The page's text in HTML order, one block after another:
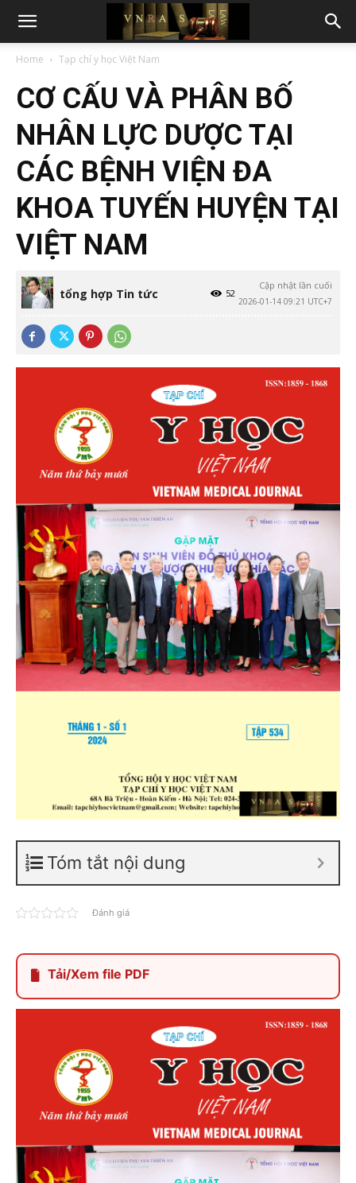
Home Tạp chí y học Việt Nam
CƠ CẤU VÀ PHÂN BỐ
NHÂN LỰC DƯỢC TẠI
CÁC BỆNH VIỆN ĐA
KHOA TUYẾN HUYỆN TẠI
VIỆT NAM
tổng hợp Tin tức
Cập nhật lần cuối
2026-01-14 09:21 UTC+7
52
Tóm tắt nội dung
Đánh giá
Tải/Xem file PDF